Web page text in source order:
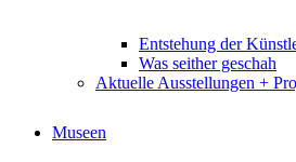
Entstehung der
Was seither geschah
Aktuelle Ausstellungen +
Museen